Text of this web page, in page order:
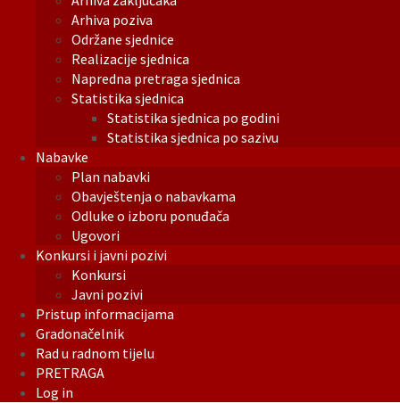
Arhiva poziva
Održane sjednice
Realizacije sjednica
Napredna pretraga sjednica
Statistika sjednica
Statistika sjednica po godini
Statistika sjednica po sazivu
Nabavke
Plan nabavki
Obavještenja o nabavkama
Odluke o izboru ponuđača
Ugovori
Konkursi i javni pozivi
Konkursi
Javni pozivi
Pristup informacijama
Gradonačelnik
Rad u radnom tijelu
PRETRAGA
Log in